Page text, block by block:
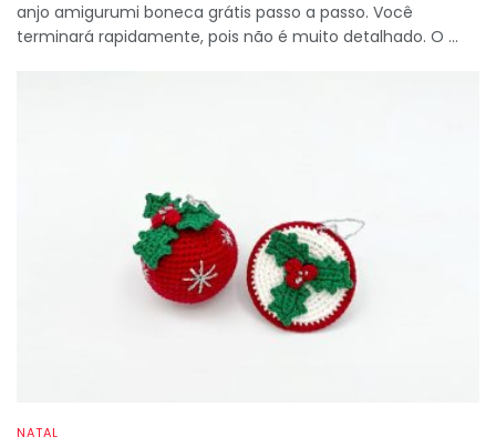
anjo amigurumi boneca grátis passo a passo. Você
terminará rapidamente, pois não é muito detalhado. O ...
NATAL